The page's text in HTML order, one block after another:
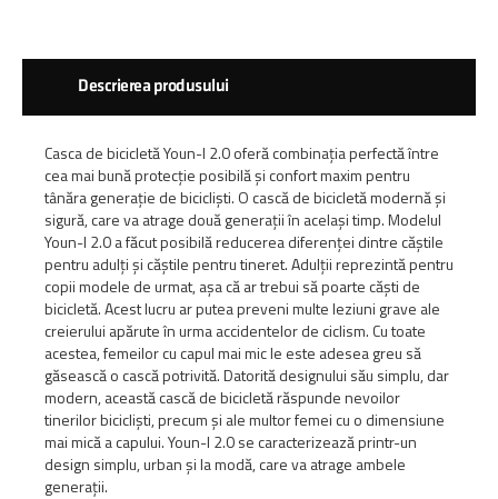
Descrierea produsului
Casca de bicicletă Youn-I 2.0 oferă combinația perfectă între
cea mai bună protecție posibilă și confort maxim pentru
tânăra generație de bicicliști. O cască de bicicletă modernă și
sigură, care va atrage două generații în același timp. Modelul
Youn-I 2.0 a făcut posibilă reducerea diferenței dintre căștile
pentru adulți și căștile pentru tineret. Adulții reprezintă pentru
copii modele de urmat, așa că ar trebui să poarte căști de
bicicletă. Acest lucru ar putea preveni multe leziuni grave ale
creierului apărute în urma accidentelor de ciclism. Cu toate
acestea, femeilor cu capul mai mic le este adesea greu să
găsească o cască potrivită. Datorită designului său simplu, dar
modern, această cască de bicicletă răspunde nevoilor
tinerilor bicicliști, precum și ale multor femei cu o dimensiune
mai mică a capului. Youn-I 2.0 se caracterizează printr-un
design simplu, urban și la modă, care va atrage ambele
generații.